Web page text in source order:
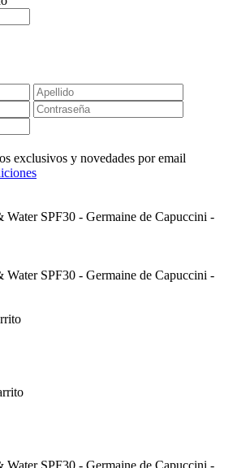
exclusivos y novedades por email